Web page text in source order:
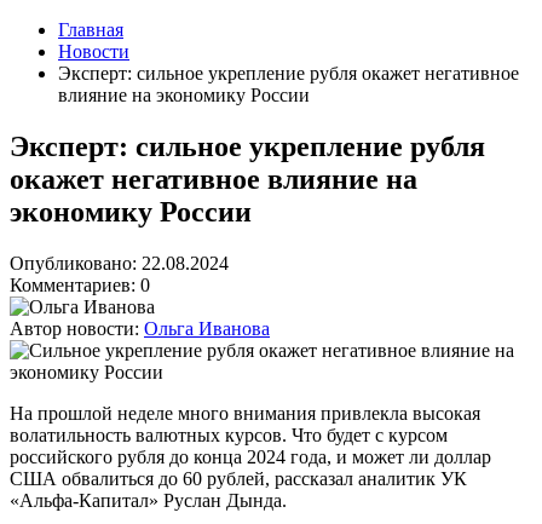
Главная
Новости
Эксперт: сильное укрепление рубля окажет негативное
влияние на экономику России
Эксперт: сильное укрепление рубля
окажет негативное влияние на
экономику России
Опубликовано: 22.08.2024
Комментариев: 0
Автор новости: Ольга Иванова
На прошлой неделе много внимания привлекла высокая
волатильность валютных курсов. Что будет с курсом
российского рубля до конца 2024 года, и может ли доллар
США обвалиться до 60 рублей, рассказал аналитик УК
«Альфа-Капитал» Руслан Дында.